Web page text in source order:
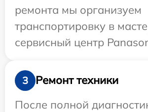
ремонта мы организуем
транспортировку в
сервисный центр
3
Ремонт техники
После полной